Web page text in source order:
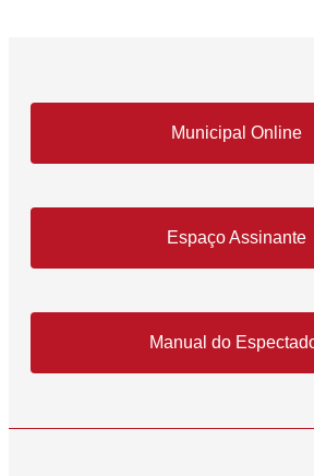
Municipal Online
Espaço Assinante
Manual do